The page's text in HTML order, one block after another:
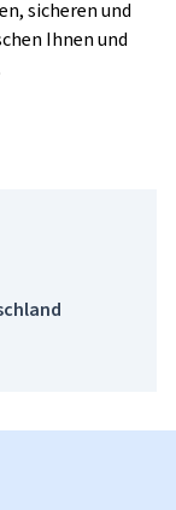
sicheren und
Ihnen und